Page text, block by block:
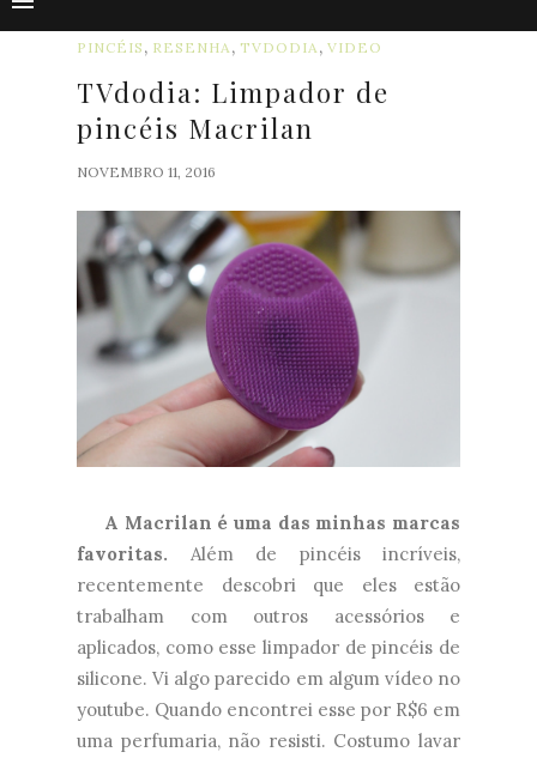
PINCÉIS , RESENHA, TVDODIA, VIDEO
TVdodia: Limpador de
pincéis Macrilan
NOVEMBRO 11, 2016
A Macrilan é uma das minhas marcas
favoritas. Além de pincéis incríveis,
recentemente descobri que eles estão
trabalham com outros acessórios e
aplicados, como esse limpador de pincéis de
silicone. Vi algo parecido em algum vídeo no
youtube. Quando encontrei esse por R$6 em
uma perfumaria, não resisti. Costumo lavar